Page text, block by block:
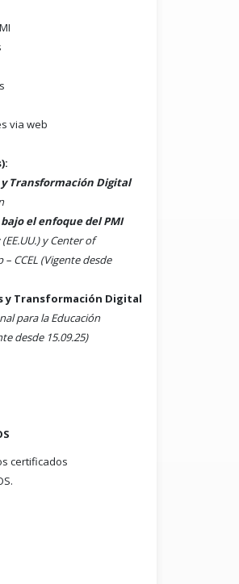
via web
Transformación Digital
el enfoque del PMI
y Center of
CCEL (Vigente desde
y Transformación Digital
para la Educación
desde 15.09.25)
certificados